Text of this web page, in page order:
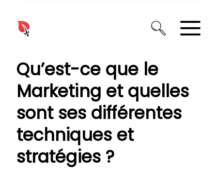
Qu’est-ce que le
Marketing et quelles
sont ses différentes
techniques et
stratégies ?